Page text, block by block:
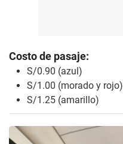
Costo de pasaje:
S/0.90 (azul)
S/1.00 (morado y rojo)
S/1.25 (amarillo)